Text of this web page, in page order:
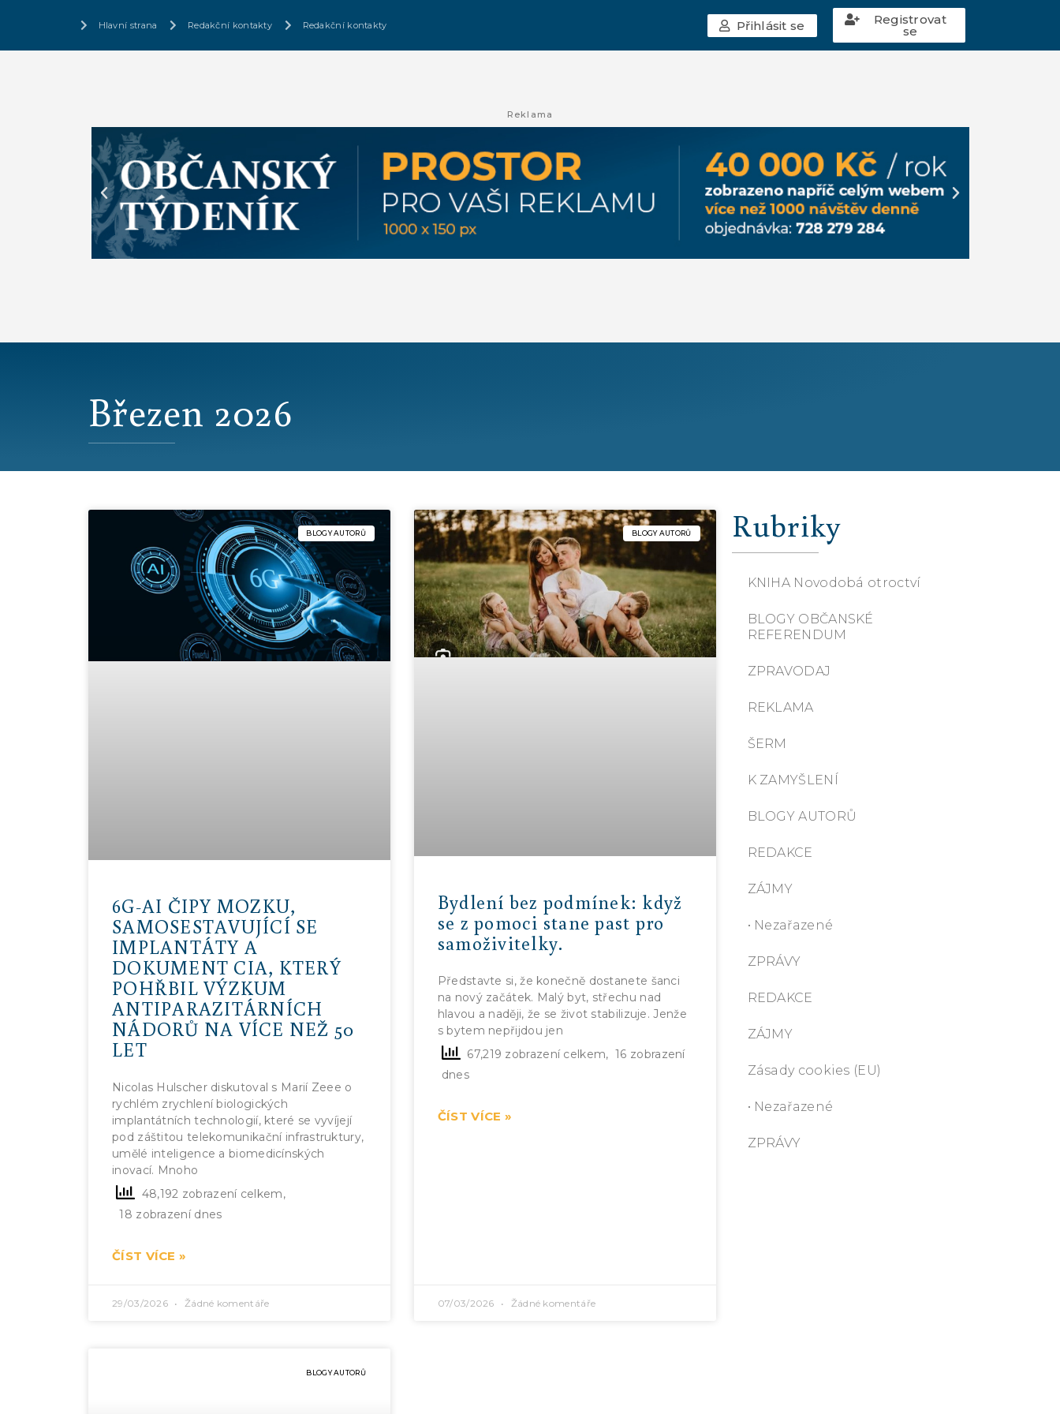
Hlavní strana Redakční kontakty Redakční kontakty Přihlásit se Registrovat
se
Reklama
Březen 2026
BLOGY AUTORŮ
6G-AI ČIPY MOZKU,
SAMOSESTAVUJÍCÍ SE
IMPLANTÁTY A
DOKUMENT CIA, KTERÝ
POHŘBIL VÝZKUM
ANTIPARAZITÁRNÍCH
NÁDORŮ NA VÍCE NEŽ 50
LET
Nicolas Hulscher diskutoval s Marií Zeee o
rychlém zrychlení biologických
implantátních technologií, které se vyvíjejí
pod záštitou telekomunikační infrastruktury,
umělé inteligence a biomedicínských
inovací. Mnoho
48,192 zobrazení celkem,
18 zobrazení dnes
ČÍST VÍCE »
29/03/2026 Žádné komentáře
BLOGY AUTORŮ
Bydlení bez podmínek: když
se z pomoci stane past pro
samoživitelky.
Představte si, že konečně dostanete šanci
na nový začátek. Malý byt, střechu nad
hlavou a naději, že se život stabilizuje. Jenže
s bytem nepřijdou jen
67,219 zobrazení celkem, 16 zobrazení
dnes
ČÍST VÍCE »
07/03/2026 Žádné komentáře
BLOGY AUTORŮ
Rubriky
KNIHA Novodobá otroctví
BLOGY OBČANSKÉ
REFERENDUM
ZPRAVODAJ
REKLAMA
ŠERM
K ZAMYŠLENÍ
BLOGY AUTORŮ
REDAKCE
ZÁJMY
• Nezařazené
ZPRÁVY
REDAKCE
ZÁJMY
Zásady cookies (EU)
• Nezařazené
ZPRÁVY